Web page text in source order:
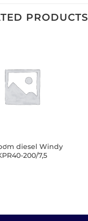
PRODUCTS
diesel Windy
200/7,5